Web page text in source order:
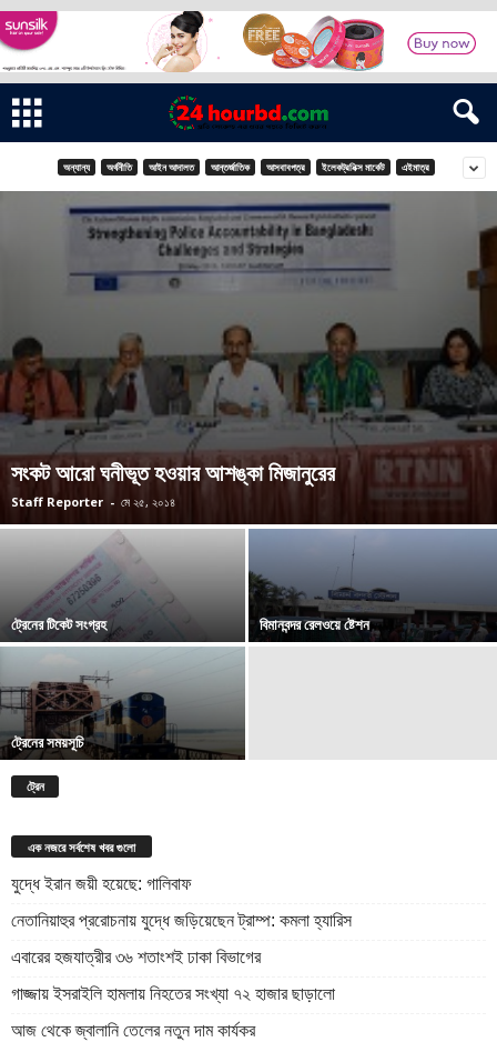
অন্যান্য অর্থনীতি আইন আদালত আন্তর্জাতিক আসবাবপত্র ইলেকট্রনিক্স মার্কেট এইমাত্র
সংকট আরো ঘনীভূত হওয়ার আশঙ্কা মিজানুরের
Staff Reporter - মে ২৫, ২০১৪
ট্রেনের টিকেট সংগ্রহ বিমানবন্দর রেলওয়ে ষ্টেশন
ট্রেনের সময়সূচি
ট্রেন
এক নজরে সর্বশেষ খবর গুলো
যুদ্ধে ইরান জয়ী হয়েছে: গালিবাফ
নেতানিয়াহুর প্ররোচনায় যুদ্ধে জড়িয়েছেন ট্রাম্প: কমলা হ্যারিস
এবারের হজযাত্রীর ৩৬ শতাংশই ঢাকা বিভাগের
গাজ্জায় ইসরাইলি হামলায় নিহতের সংখ্যা ৭২ হাজার ছাড়ালো
আজ থেকে জ্বালানি তেলের নতুন দাম কার্যকর